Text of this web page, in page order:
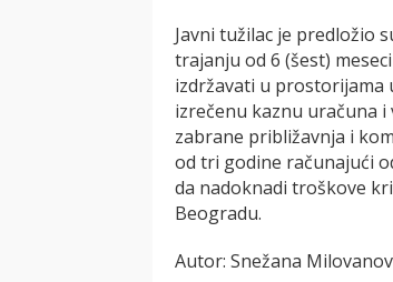
Javni tužilac je predložio
trajanju od 6 (šest)
izdržavati u prostorijama
izrečenu kaznu uračuna
zabrane približavnja i
od tri godine računajući
da nadoknadi troškove
Beogradu.
Autor: Snežana Milovanov